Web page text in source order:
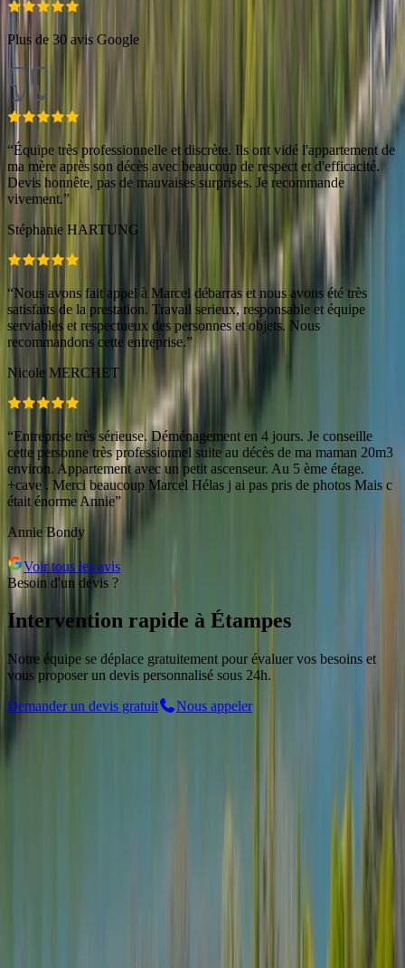
Plus de 30 avis Google
“Équipe très professionnelle et discrète. Ils ont vidé l'appartement de
ma mère après son décès avec beaucoup de respect et d'efficacité.
Devis honnête, pas de mauvaises surprises. Je recommande
vivement.”
Stéphanie HARTUNG
“Nous avons fait appel à Marcel débarras et nous avons été très
satisfaits de la prestation. Travail serieux, responsable et équipe
serviables et respectueux des personnes et objets. Nous
recommandons cette entreprise.”
Nicole MERCHET
“Entreprise très sérieuse. Déménagement en 4 jours. Je conseille
cette personne très professionnel suite au décès de ma maman 20m3
environ. Appartement avec un petit ascenseur. Au 5 ème étage.
+cave . Merci beaucoup Marcel Hélas j ai pas pris de photos Mais c
était énorme Annie”
Annie Bondy
Voir tous les avis
Besoin d'un devis ?
Intervention rapide à Étampes
Notre équipe se déplace gratuitement pour évaluer vos besoins et
vous proposer un devis personnalisé sous 24h.
Demander un devis gratuit
Nous appeler